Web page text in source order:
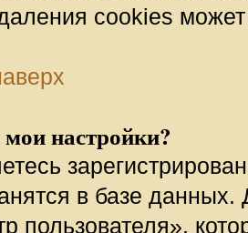
cookies
настройки?
в базе
пользователя»,